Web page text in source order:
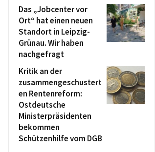
Das „Jobcenter vor
Ort“ hat einen neuen
Standort in Leipzig-
Grünau. Wir haben
nachgefragt
Kritik an der
zusammengeschustert
en Rentenreform:
Ostdeutsche
Ministerpräsidenten
bekommen
Schützenhilfe vom DGB